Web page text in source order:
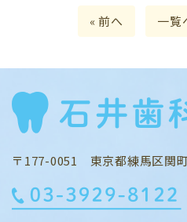
« 前へ 一覧
〒177-0051 東京都練馬区関